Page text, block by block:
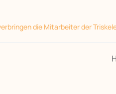
die Mitarbeiter der